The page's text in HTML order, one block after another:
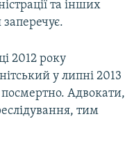
та інших
2012 року
у липні 2013
Адвокати,
тим